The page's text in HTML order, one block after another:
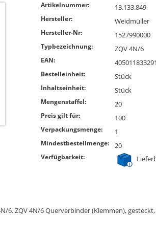
Artikelnummer: 13.133.849
Hersteller: Weidmüller
Hersteller-Nr: 1527990000
Typbezeichnung: ZQV 4N/6
EAN:
Bestelleinheit: Stück
Inhaltseinheit: Stück
Mengenstaffel: 20
Preis gilt für: 100
Verpackungsmenge: 1
Mindestbestellmenge: 20
Verfügbarkeit:
ZQV 4N/6 Querverbinder (Klemmen), gesteckt,